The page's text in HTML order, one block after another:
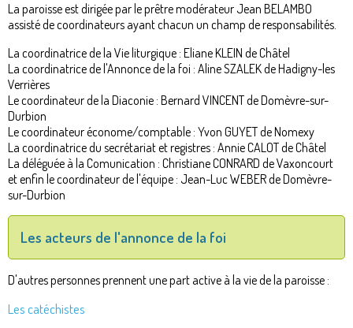
La paroisse est dirigée par le prêtre modérateur Jean BELAMBO
assisté de coordinateurs ayant chacun un champ de responsabilités.
La coordinatrice de la Vie liturgique : Eliane KLEIN de Châtel
La coordinatrice de l'Annonce de la foi : Aline SZALEK de Hadigny-les
Verrières
Le coordinateur de la Diaconie : Bernard VINCENT de Domèvre-sur-
Durbion
Le coordinateur économe/comptable : Yvon GUYET de Nomexy
La coordinatrice du secrétariat et registres : Annie CALOT de Châtel
La déléguée à la Comunication : Christiane CONRARD de Vaxoncourt
et enfin le coordinateur de l'équipe : Jean-Luc WEBER de Domèvre-
sur-Durbion
Les acteurs de l'annonce de la foi
D'autres personnes prennent une part active à la vie de la paroisse :
Les catéchistes